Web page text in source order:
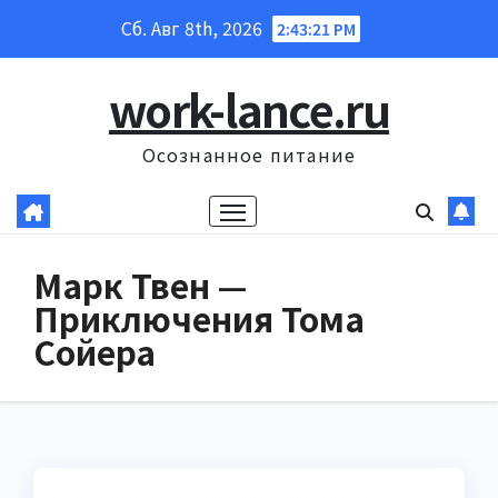
Сб. Авг 8th, 2026 2:43:22 PM
work-lance.ru
Осознанное питание
Марк Твен —
Приключения Тома
Сойера